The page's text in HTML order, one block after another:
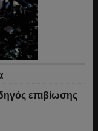
επιβίωσης